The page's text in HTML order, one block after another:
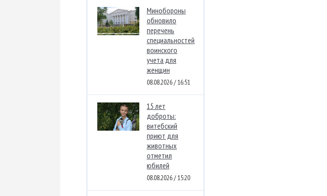
Минобороны
обновило
перечень
специальностей
воинского
учета для
женщин
08.08.2026 / 16:51
15 лет
доброты:
витебский
приют для
животных
отметил
юбилей
08.08.2026 / 15:20